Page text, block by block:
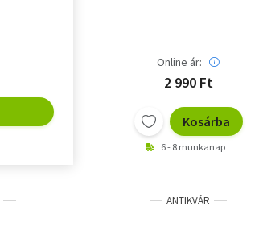
Online ár:
2 990 Ft
Kosárba
6 - 8 munkanap
ANTIKVÁR